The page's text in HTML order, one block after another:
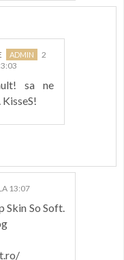
2
sa ne
13:07
Skin So Soft.